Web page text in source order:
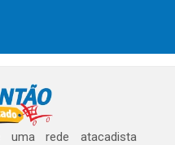
uma rede atacadista